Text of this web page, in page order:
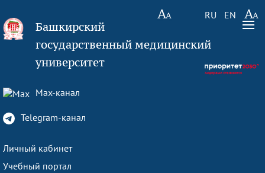
RU EN
Башкирский
государственный медицинский
университет
Max-канал
Telegram-канал
Личный кабинет
Учебный портал